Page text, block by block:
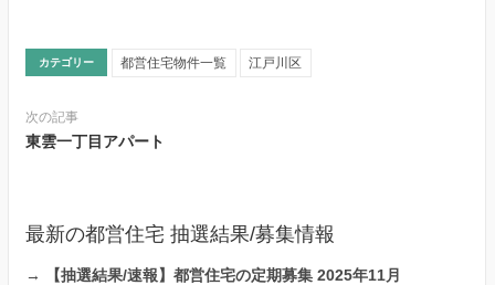
カテゴリー 都営住宅物件一覧 江戸川区
次の記事
東雲一丁目アパート
最新の都営住宅 抽選結果/募集情報
→ 【抽選結果/速報】都営住宅の定期募集 2025年11月